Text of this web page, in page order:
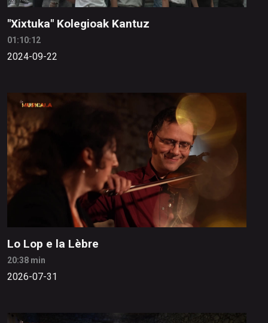
"Xixtuka" Kolegioak Kantuz
01:10:12
2024-09-22
Lo Lop e la Lèbre
20:38 min
2026-07-31